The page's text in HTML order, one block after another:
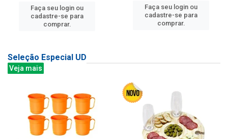
Faça seu login ou
cadastre-se para
comprar.
Faça seu login ou
cadastre-se para
comprar.
Seleção Especial UD
Veja mais